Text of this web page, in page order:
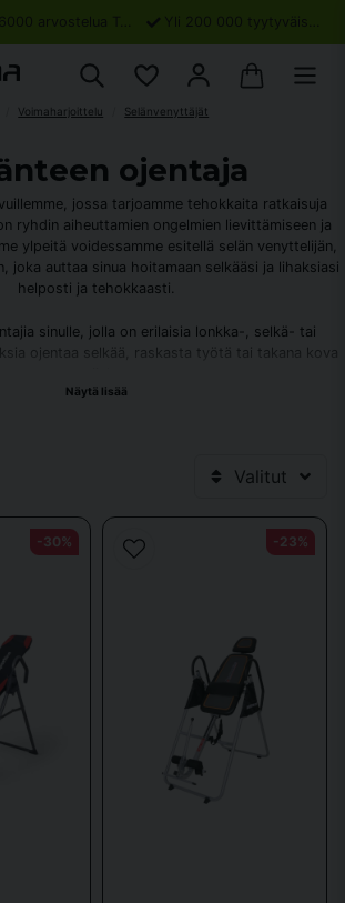
arvostelua Trustpilotissa Yli 200 000 tyytyväistä asiakasta
Voimaharjoittelu Selänvenyttäjät
ojentaja
jossa tarjoamme tehokkaita ratkaisuja
ryhdin aiheuttamien ongelmien lievittämiseen ja
ylpeitä voidessamme esitellä selän venyttelijän,
joka auttaa sinua hoitamaan selkääsi ja lihaksiasi
helposti ja tehokkaasti.
sinulle, jolla on erilaisia lonkka-, selkä- tai
ojentaa selkää, raskasta työtä tai takana kova
ojentajalla venyttää selkärankaa ja selkää sekä
on, että voit venyttää selkääsi ja tuntea olosi
mukavammaksi, kun voit venyttää lannerangaa ja
ostat selän ojentajan kanssa naulamatton, joka
eroon sekä fyysisistä että psyykkisistä
jännitteistä kehossasi
valikoima tuotteita, jotka auttavat sinua voimaan
että jälkeen treenin. Selkänojan avulla voit treenata
tehokkaasti ilman jälkikipuja. Selän ojentaja
Näytä lisää
Valitut
-30% -23%